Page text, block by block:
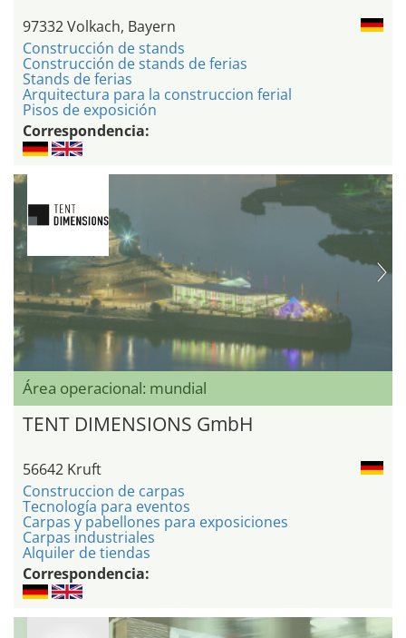
97332 Volkach, Bayern
Construcción de stands
Construcción de stands de ferias
Stands de ferias
Arquitectura para la construccion ferial
Pisos de exposición
Correspondencia:
Área operacional: mundial
TENT DIMENSIONS GmbH
56642 Kruft
Construccion de carpas
Tecnología para eventos
Carpas y pabellones para exposiciones
Carpas industriales
Alquiler de tiendas
Correspondencia: